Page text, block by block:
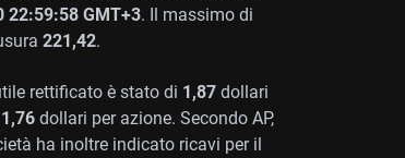
22:59:58 GMT+3. Il massimo di
221,42.
rettificato è stato di 1,87 dollari
1,76 dollari per azione. Secondo AP,
ha inoltre indicato ricavi per il